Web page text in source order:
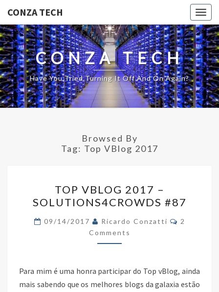
CONZA TECH
CONZA TECH
Have You Tried Turning It Off And On Again?
Browsed By
Tag: Top VBlog 2017
VBLOG
2017
–
SOLUTIONS4CROWDS
#87
TOP VBLOG 2017 –
SOLUTIONS4CROWDS #87
09/14/2017 Ricardo Conzatti Comments
2
Comments
Para mim é uma honra participar do Top vBlog, ainda
mais sabendo que os melhores blogs da galaxia estão